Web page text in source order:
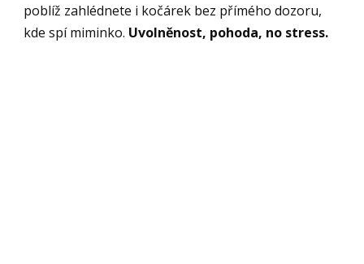
poblíž zahlédnete i kočárek bez přímého dozoru,
kde spí miminko. Uvolněnost, pohoda, no stress.